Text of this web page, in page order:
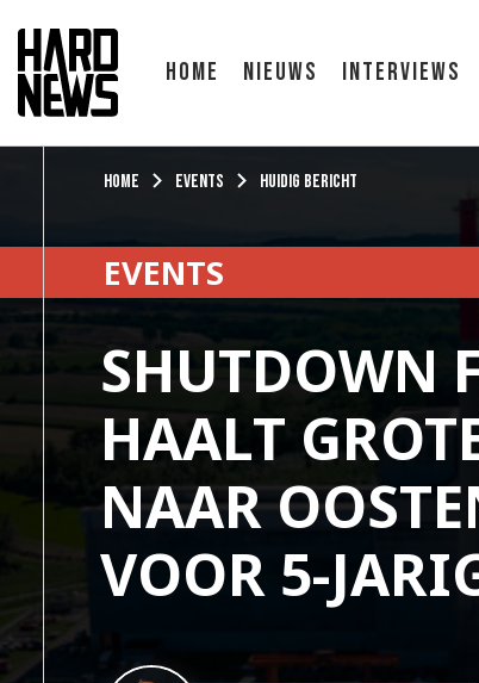
Home Nieuws Interviews
Home Events Huidig bericht
EVENTS
SHUTDOWN
HAALT
NAAR
VOOR 5-